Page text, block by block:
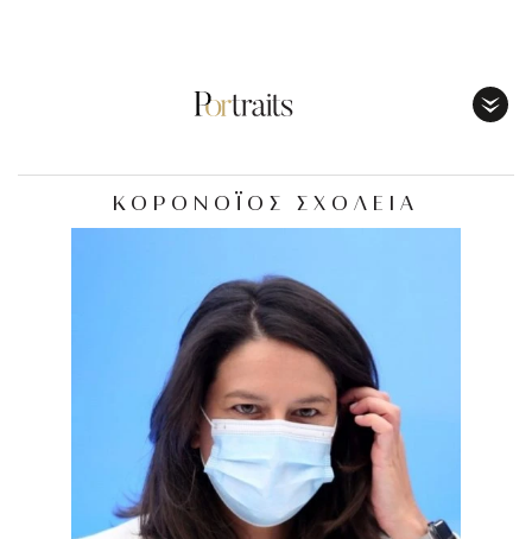
ΚΟΡΟΝΟΪΟΣ ΣΧΟΛΕΙΑ